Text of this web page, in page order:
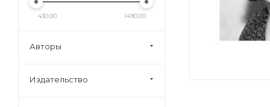
430.00 1490.00
Авторы
Издательство